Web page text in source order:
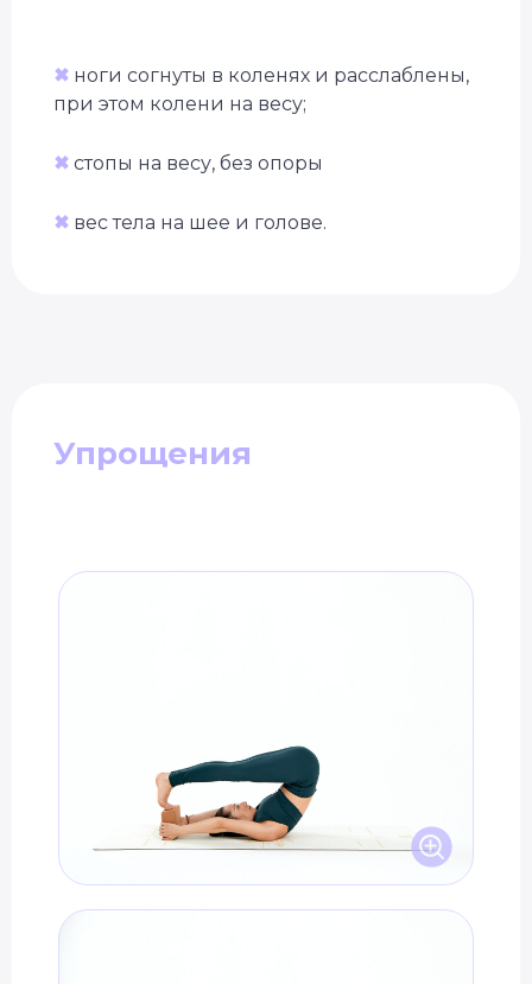
✖ ноги согнуты в коленях и расслаблены,
при этом колени на весу;
✖ стопы на весу, без опоры
✖ вес тела на шее и голове.
Упрощения